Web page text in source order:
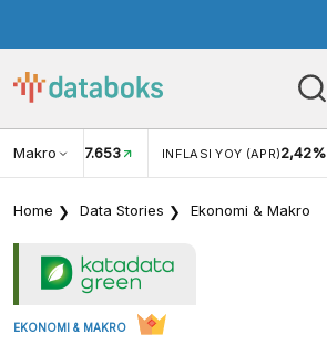
Makro
USD/IDR 17.653 INFLASI YOY (APR)2,42%
Home Data Stories Ekonomi & Makro
EKONOMI & MAKRO